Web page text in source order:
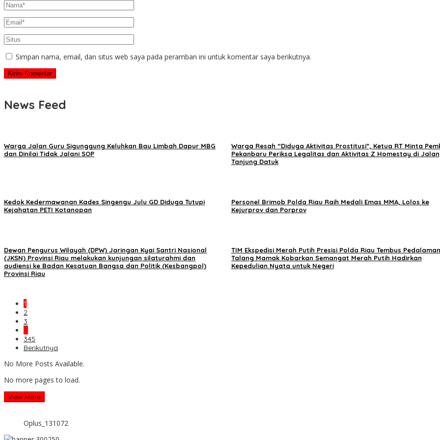
Simpan nama, email, dan situs web saya pada peramban ini untuk komentar saya berikutnya.
News Feed
Warga Jalan Guru Sigunggung Keluhkan Bau Limbah Dapur MBG
dan Dinilai Tidak Jalani SOP
Warga Resah “Diduga Aktivitas Prostitusi”, Ketua RT Minta
Pekanbaru Periksa Legalitas dan Aktivitas Z Homestay di Jalan
Tanjung Datuk
Kedok Kedermawanan Kades Singengu Julu GD Diduga Tutupi
Kejahatan PETI Kotanopan
Personel Brimob Polda Riau Raih Medali Emas MMA, Lolos ke
Kejurprov dan Porprov
Dewan Pengurus Wilayah (DPW) Jaringan Kyai Santri Nasional
(JKSN) Provinsi Riau melakukan kunjungan silaturahmi dan
audiensi ke Badan Kesatuan Bangsa dan Politik (Kesbangpol)
Provinsi Riau
TIM Ekspedisi Merah Putih Presisi Polda Riau Tembus Pedalaman
Talang Mamak Kobarkan Semangat Merah Putih Hadirkan
Kepedulian Nyata untuk Negeri
1
2
3
…
345
Berikutnya
No More Posts Available.
No more pages to load.
View More
Oplus_131072